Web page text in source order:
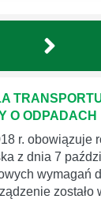
O ODPADACH
r. obowiązuje
z dnia 7
wymagań
zostało